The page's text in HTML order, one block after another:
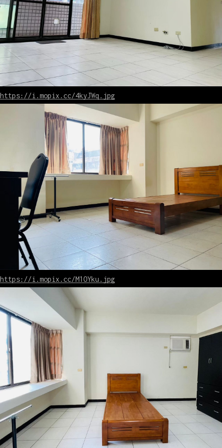
https://i.mopix.cc/4kyJWq.jpg
https://i.mopix.cc/M1OYku.jpg